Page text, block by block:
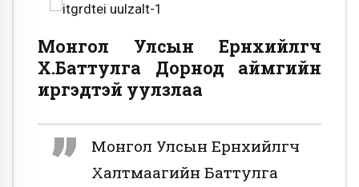
Монгол Улсын Ерөнхийлөгч
Х.Баттулга Дорнод аймгийн
иргэдтэй уулзлаа
Монгол Улсын Ерөнхийлөгч
Халтмаагийн Баттулга